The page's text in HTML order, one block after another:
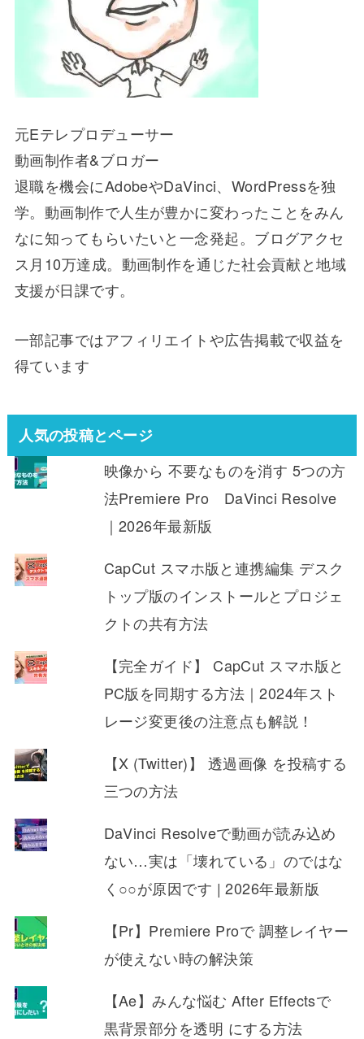
元Eテレプロデューサー
動画制作者&ブロガー
退職を機会にAdobeやDaVinci、WordPressを独
学。動画制作で人生が豊かに変わったことをみん
なに知ってもらいたいと一念発起。ブログアクセ
ス月10万達成。動画制作を通じた社会貢献と地域
支援が日課です。
一部記事ではアフィリエイトや広告掲載で収益を
得ています
人気の投稿とページ
映像から 不要なものを消す 5つの方
法Premiere Pro DaVinci Resolve
｜2026年最新版
CapCut スマホ版と連携編集 デスク
トップ版のインストールとプロジェ
クトの共有方法
【完全ガイド】 CapCut スマホ版と
PC版を同期する方法｜2024年スト
レージ変更後の注意点も解説！
【X (Twitter)】 透過画像 を投稿する
三つの方法
DaVinci Resolveで動画が読み込め
ない…実は「壊れている」のではな
く○○が原因です | 2026年最新版
【Pr】Premiere Proで 調整レイヤー
が使えない時の解決策
【Ae】みんな悩む After Effectsで
黒背景部分を透明 にする方法